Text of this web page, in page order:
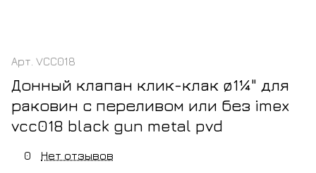
Арт. VCC018
Донный клапан клик-клак ø1¼" для
раковин с переливом или без imex
vcc018 black gun metal pvd
0 Нет отзывов